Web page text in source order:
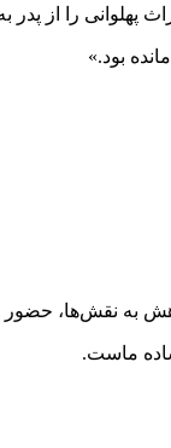
پهلوانی را از پدر
بود.»
به نقش‌ها، حضور
ماست.